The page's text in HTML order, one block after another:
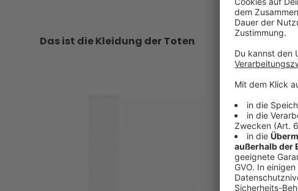
Das ist die Kleidung der Toten